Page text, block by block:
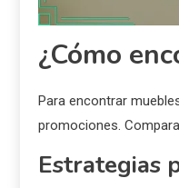
¿Cómo
Para encontrar
promociones.
Estrategias